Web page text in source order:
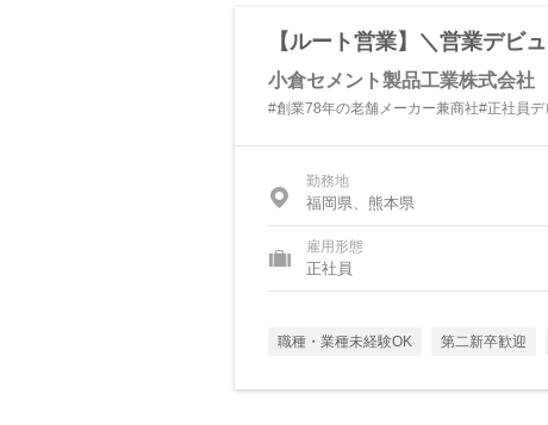
【ルート営業】＼営業デ
小倉セメント製品工業株式会社
#創業78年の老舗メーカー兼商社#正社員
勤務地
福岡県、熊本県
雇用形態
正社員
職種・業種未経験OK 第二新卒歓迎